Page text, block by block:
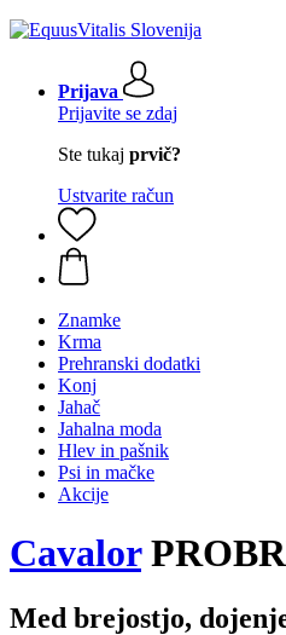
Prijava
Prijavite se zdaj
Ste tukaj prvič?
Ustvarite račun
Znamke
Krma
Prehranski dodatki
Konj
Jahač
Jahalna moda
Hlev in pašnik
Psi in mačke
Akcije
Cavalor
Med brejostjo,